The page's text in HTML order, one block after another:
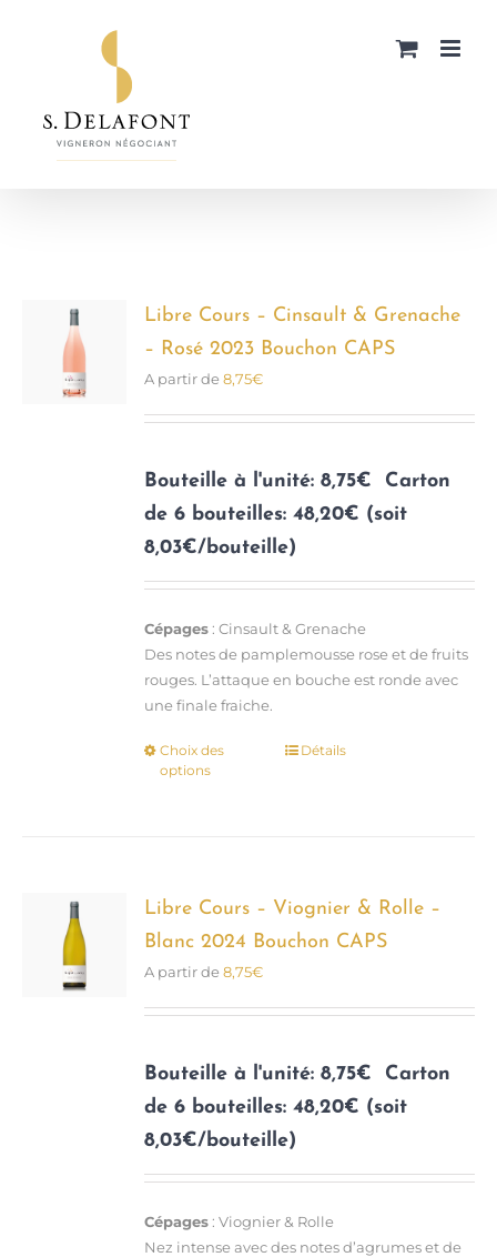
Libre Cours – Cinsault & Grenache
– Rosé 2023 Bouchon CAPS
A partir de8,75€
Bouteille à l'unité: 8,75€
Carton
de 6 bouteilles: 48,20€ (soit
8,03€/bouteille)
Cépages : Cinsault & Grenache
Des notes de pamplemousse rose et de fruits
rouges. L’attaque en bouche est ronde avec
une finale fraiche.
Choix des
options
Ce
options
peuvent
sur
du
produit
Détails
Libre Cours – Viognier & Rolle –
Blanc 2024 Bouchon CAPS
A partir de8,75€
Bouteille à l'unité: 8,75€
Carton
de 6 bouteilles: 48,20€ (soit
8,03€/bouteille)
Cépages : Viognier & Rolle
Nez intense avec des notes d’agrumes et de